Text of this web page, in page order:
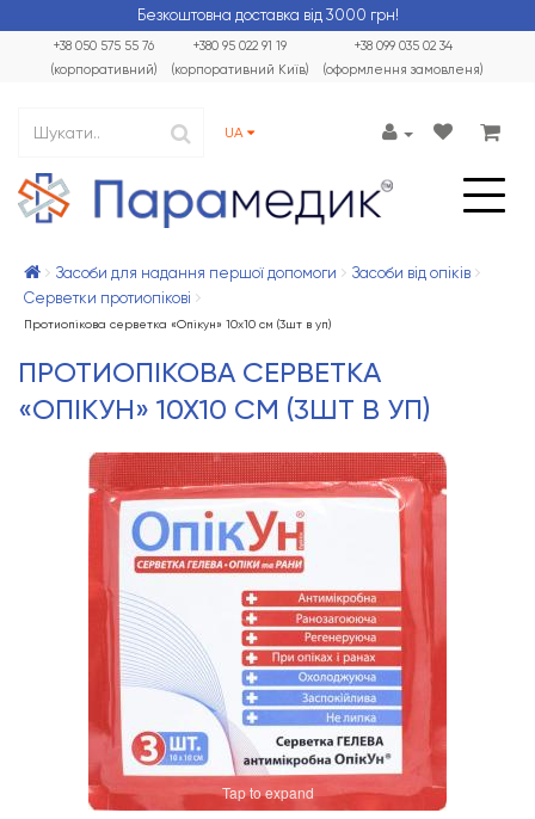
Безкоштовна доставка від 3000 грн!
+38 099 035 02 34
(оформлення замовленя)
+38 050 575 55 76
(корпоративний)
+380 95 022 91 19
(корпоративний Київ)
UA
Засоби для надання першої допомоги
Засоби від опіків
Серветки протиопікові
Протиопікова серветка «Опікун» 10х10 см (3шт в уп)
ПРОТИОПІКОВА СЕРВЕТКА
«ОПІКУН» 10Х10 СМ (3ШТ В УП)
Tap to expand